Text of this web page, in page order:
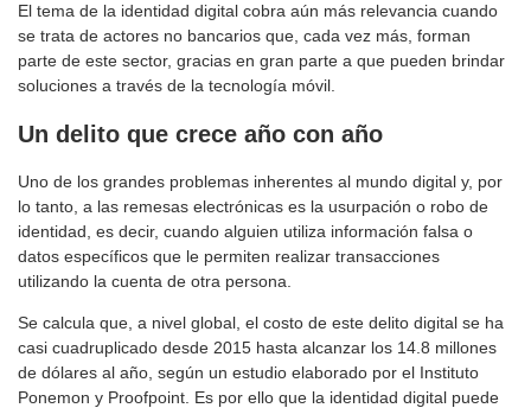
El tema de la identidad digital cobra aún más relevancia cuando
se trata de actores no bancarios que, cada vez más, forman
parte de este sector, gracias en gran parte a que pueden brindar
soluciones a través de la tecnología móvil.
Un delito que crece año con año
Uno de los grandes problemas inherentes al mundo digital y, por
lo tanto, a las remesas electrónicas es la usurpación o robo de
identidad, es decir, cuando alguien utiliza información falsa o
datos específicos que le permiten realizar transacciones
utilizando la cuenta de otra persona.
Se calcula que, a nivel global, el costo de este delito digital se ha
casi cuadruplicado desde 2015 hasta alcanzar los 14.8 millones
de dólares al año, según un estudio elaborado por el Instituto
Ponemon y Proofpoint. Es por ello que la identidad digital puede